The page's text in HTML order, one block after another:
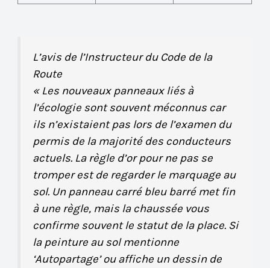
L’avis de l’Instructeur du Code de la
Route
« Les nouveaux panneaux liés à
l’écologie sont souvent méconnus car
ils n’existaient pas lors de l’examen du
permis de la majorité des conducteurs
actuels. La règle d’or pour ne pas se
tromper est de regarder le marquage au
sol. Un panneau carré bleu barré met fin
à une règle, mais la chaussée vous
confirme souvent le statut de la place. Si
la peinture au sol mentionne
‘Autopartage’ ou affiche un dessin de